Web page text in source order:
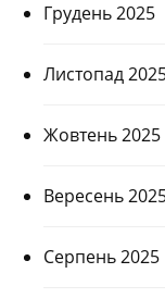
Грудень 2025
Листопад
Жовтень 2025
Вересень
Серпень 2025